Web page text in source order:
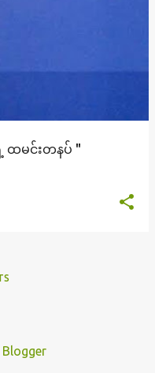
မင်းတနပ် "
Blogger